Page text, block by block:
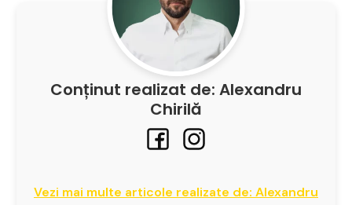
Conținut realizat de: Alexandru
Chirilă
Vezi mai multe articole realizate de: Alexandru